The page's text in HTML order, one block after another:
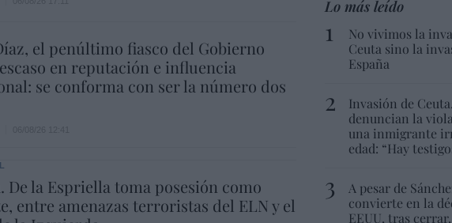
el penúltimo fiasco del Gobierno
en reputación e influencia
se conforma con ser la número dos
De la Espriella toma posesión como
entre amenazas terroristas del ELN y el
Lo más leído
No vivimos la
Ceuta sino la
España
Invasión de
denuncian la
una inmigrante
edad: “Hay
A pesar de
convierte en la
EEUU, tras